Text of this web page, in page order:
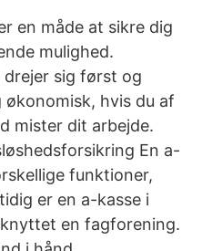
en måde at sikre dig
mulighed.
sig først og
hvis du af
mister dit arbejde.
En a-
funktioner,
er en a-kasse i
en fagforening.